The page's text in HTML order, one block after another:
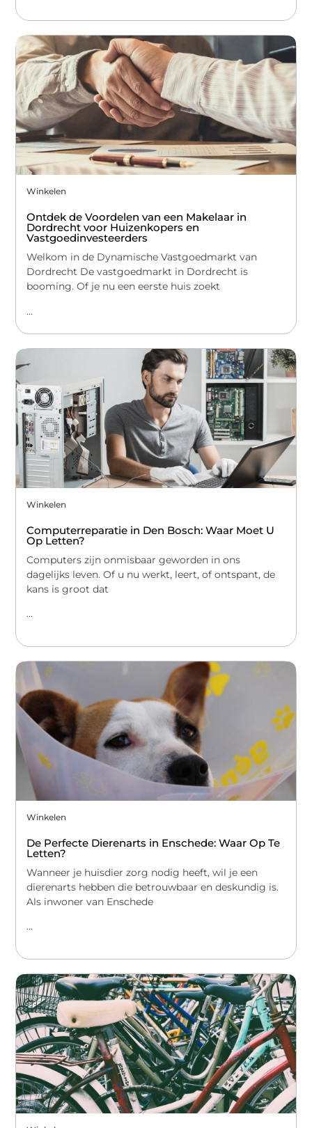
Winkelen
Ontdek de Voordelen van een Makelaar in
Dordrecht voor Huizenkopers en
Vastgoedinvesteerders
Welkom in de Dynamische Vastgoedmarkt van
Dordrecht De vastgoedmarkt in Dordrecht is
booming. Of je nu een eerste huis zoekt
...
Winkelen
Computerreparatie in Den Bosch: Waar Moet U
Op Letten?
Computers zijn onmisbaar geworden in ons
dagelijks leven. Of u nu werkt, leert, of ontspant, de
kans is groot dat
...
Winkelen
De Perfecte Dierenarts in Enschede: Waar Op Te
Letten?
Wanneer je huisdier zorg nodig heeft, wil je een
dierenarts hebben die betrouwbaar en deskundig is.
Als inwoner van Enschede
...